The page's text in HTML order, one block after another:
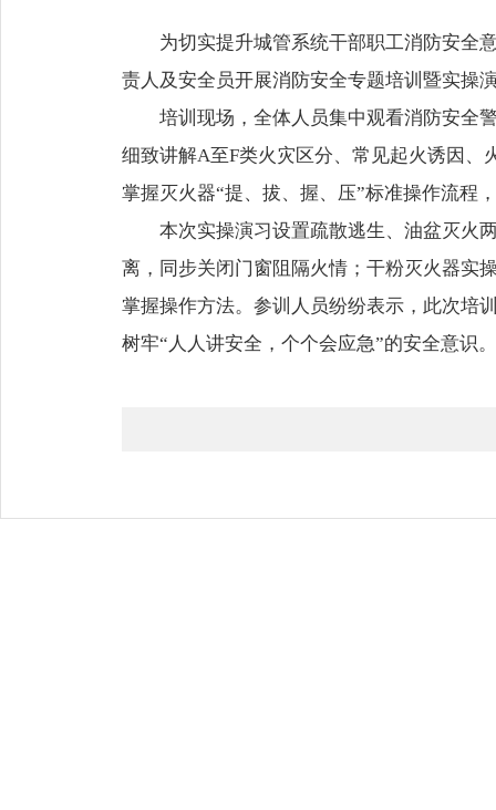
为切实提升城管系统干部职工消防安全
责人及安全员开展消防安全专题培训暨实操
培训现场，全体人员集中观看消防安全
细致讲解A至F类火灾区分、常见起火诱因
掌握灭火器“提、拔、握、压”标准操作流程
本次实操演习设置疏散逃生、油盆灭火
离，同步关闭门窗阻隔火情；干粉灭火器实
掌握操作方法。参训人员纷纷表示，此次培
树牢“人人讲安全，个个会应急”的安全意识。